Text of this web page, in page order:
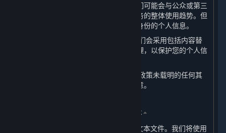
我们更好地理解和服务我们的用户。我们可能会与公众或第三
方共享这些统计信息，以展示内容和服务的整体使用趋势。但
这些统计信息不包含任何可用来识别您身份的个人信息。
（六） 当我们展示您的个人信息时，我们会采用包括内容替
换、假名等方式对您的个人信息进行处理，以保护您的个人信
（七） 当我们要将您的个人信息用于本政策未载明的任何其
他用途时，我们会再次征求您的授权同意。
三、 我们如何使用Cookie及其同类技术 ⏶
（一） Cookies是放置于您计算机上的文本文件。我们将使用